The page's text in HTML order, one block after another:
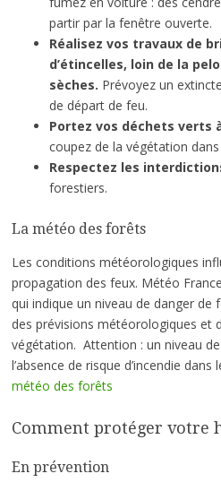
partir par la fenêtre ouverte.
Réalisez vos travaux de
d’étincelles, loin de la
sèches. Prévoyez un
de départ de feu.
Portez vos déchets verts
coupez de la végétation
Respectez les
forestiers.
La météo des forêts
Les conditions météorologiques
propagation des feux. Météo
qui indique un niveau de danger
des prévisions météorologiques et
végétation. Attention : un niveau
l’absence de risque d’incendie
météo des forêts
Comment protéger votre
En prévention